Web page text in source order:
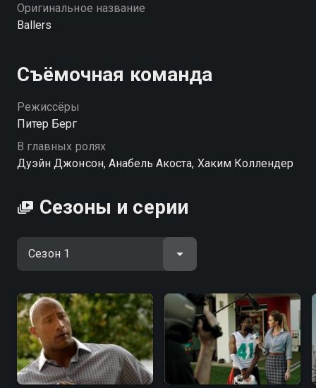
Оригинальное название
Ballers
Съёмочная команда
Режиссёры
Питер Берг
В главных ролях
Дуэйн Джонсон, Анабель Акоста, Хаким Коллендер
Сезоны и серии